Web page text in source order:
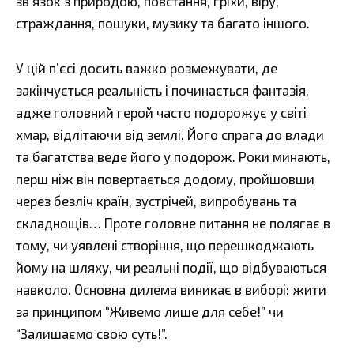
страждання, пошуки, музику та багато іншого.
У цій п’єсі досить важко розмежувати, де
закінчується реальність і починається фантазія,
адже головний герой часто подорожує у світі
хмар, відлітаючи від землі. Його спрага до влади
та багатства веде його у подорож. Роки минають,
перш ніж він повертається додому, пройшовши
через безліч країн, зустрічей, випробувань та
складнощів… Проте головне питання не полягає в
тому, чи уявлені створіння, що перешкоджають
йому на шляху, чи реальні події, що відбуваються
навколо. Основна дилема виникає в виборі: жити
за принципом “Живемо лише для себе!” чи
“Залишаємо свою суть!”.